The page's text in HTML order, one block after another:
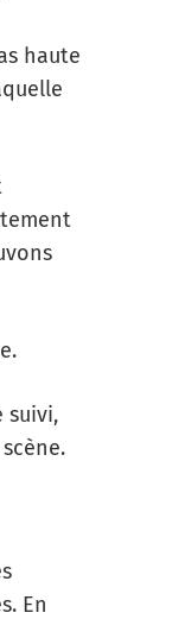
haute
suivi,
En